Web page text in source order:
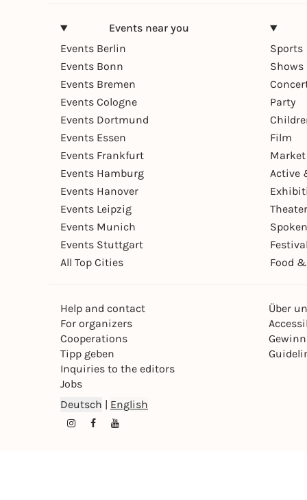
Events near you
Events Berlin
Events Bonn
Events Bremen
Events Cologne
Events Dortmund
Events Essen
Events Frankfurt
Events Hamburg
Events Hanover
Events Leipzig
Events Munich
Events Stuttgart
All Top Cities
Sports
Party
Film
Market
Active
Theater
Food
Help and contact
For organizers
Cooperations
Tipp geben
Inquiries to the editors
Jobs
Über
Deutsch English